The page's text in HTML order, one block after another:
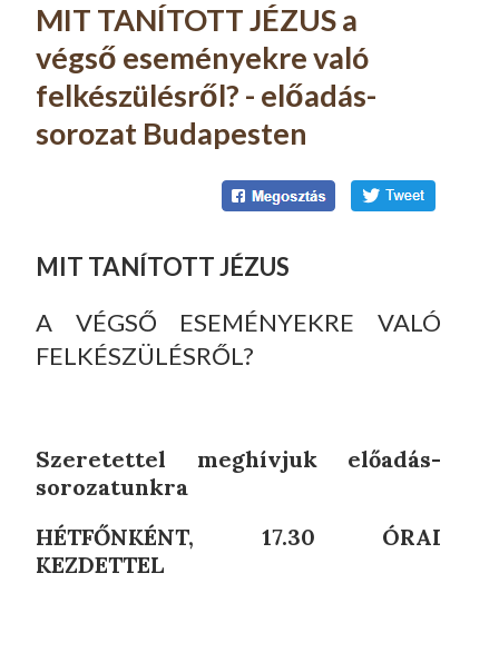
MIT TANÍTOTT JÉZUS a
végső eseményekre való
felkészülésről? - előadás-
sorozat Budapesten
MIT TANÍTOTT JÉZUS
A VÉGSŐ ESEMÉNYEKRE VALÓ
FELKÉSZÜLÉSRŐL?
Szeretettel meghívjuk előadás-
sorozatunkra
HÉTFŐNKÉNT, 17.30 ÓRAI
KEZDETTEL